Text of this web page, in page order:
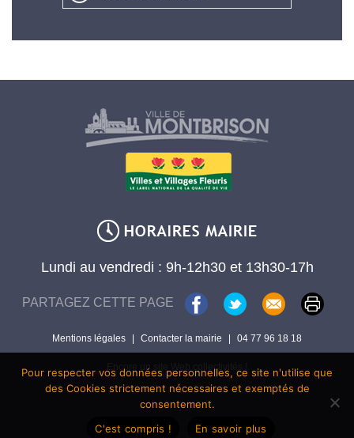
Lundi au vendredi : 9h-12h30 et 13h30-17h
PARTAGEZ CETTE PAGE
Mentions légales | Contacter la mairie | 04 77 96 18 18
Encore un site Web collectivités !
Pour respecter vos données personnelles, ce site n'utilise que
des Cookies strictement nécessaires et exemptés de
consentement.
C'est compris !
En savoir plus